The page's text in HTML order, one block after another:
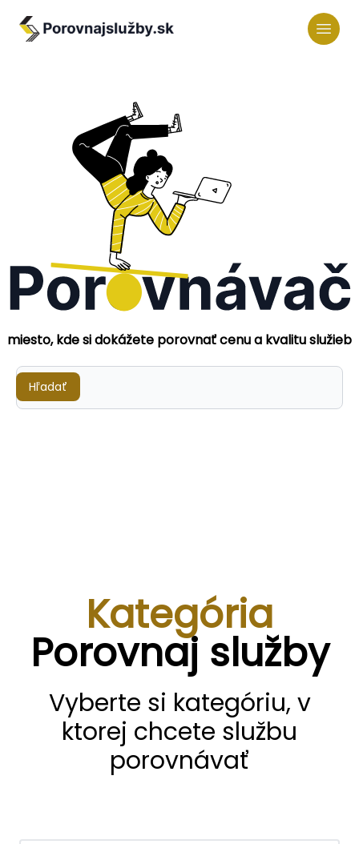
miesto, kde si dokážete porovnať cenu a kvalitu služieb
Hľadať
Hľadať
Kategória
Porovnaj služby
Vyberte si kategóriu, v
ktorej chcete službu
porovnávať